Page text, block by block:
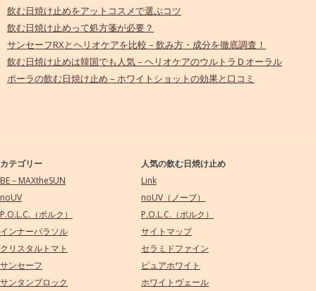
飲む日焼け止めをアットコスメで選ぶコツ
飲む日焼け止めって処方箋が必要？
サンセーフRXとヘリオケアを比較 – 飲み方・成分を徹底調査！
飲む日焼け止めは韓国でも人気 – ヘリオケアのウルトラＤオーラル
ポーラの飲む日焼け止め – ホワイトショットの効果と口コミ
カテゴリー
BE－MAXtheSUN
noUV
P.O.L.C.（ポルク）
インナーパラソル
クリスタルトマト
サンセーフ
サンタンブロック
人気の飲む日焼け止め
Link
noUV（ノーブ）
P.O.L.C.（ポルク）
サイトマップ
セラミドファイン
ピュアホワイト
ホワイトヴェール